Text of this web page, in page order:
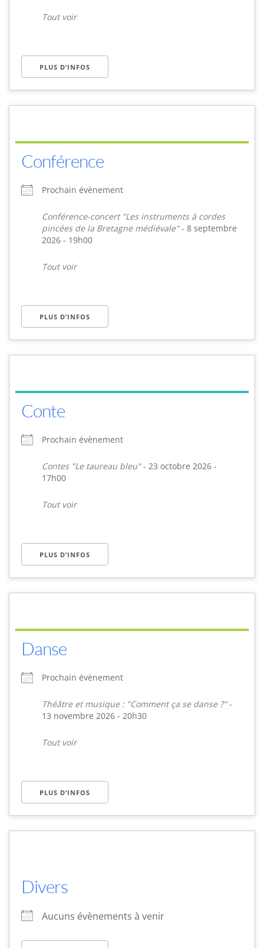
Tout voir
PLUS D’INFOS
Conférence
Prochain évènement
Conférence-concert "Les instruments à cordes
pincées de la Bretagne médiévale"- 8 septembre
2026 - 19h00
Tout voir
PLUS D’INFOS
Conte
Prochain évènement
Contes "Le taureau bleu"- 23 octobre 2026 -
17h00
Tout voir
PLUS D’INFOS
Danse
Prochain évènement
Théâtre et musique : "Comment ça se danse ?"-
13 novembre 2026 - 20h30
Tout voir
PLUS D’INFOS
Divers
Aucuns évènements à venir